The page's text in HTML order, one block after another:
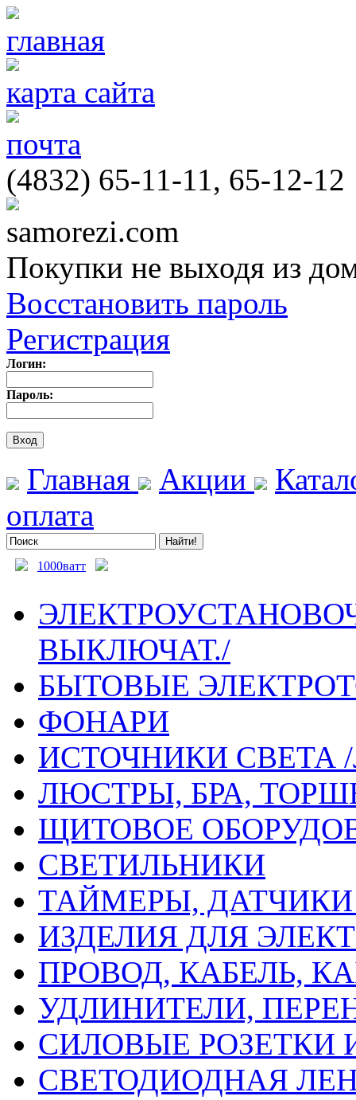
главная
карта сайта
почта
(4832) 65-11-11, 65-12-12
samorezi.com
Покупки не выходя из
Восстановить пароль
Регистрация
Логин:
Пароль:
Главная Акции
оплата
1000ватт
ВЫКЛЮЧАТ./
БЫТОВЫЕ
ФОНАРИ
ИСТОЧНИКИ СВЕТА
ЛЮСТРЫ, БРА,
ЩИТОВОЕ
СВЕТИЛЬНИКИ
ТАЙМЕРЫ,
ИЗДЕЛИЯ ДЛЯ
ПРОВОД, КАБЕЛЬ,
УДЛИНИТЕЛИ,
СИЛОВЫЕ РОЗЕТКИ
СВЕТОДИОДНАЯ